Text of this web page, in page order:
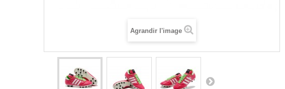
Agrandir l'image